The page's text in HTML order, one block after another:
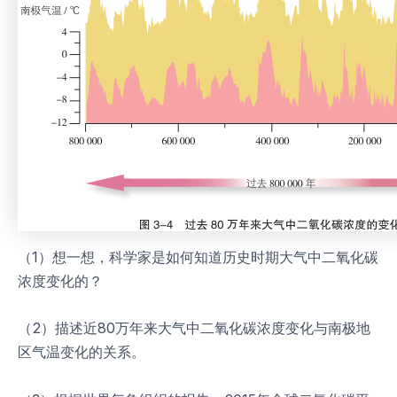
（1）想一想，科学家是如何知道历史时期大气中二氧化碳
浓度变化的？
（2）描述近80万年来大气中二氧化碳浓度变化与南极地
区气温变化的关系。